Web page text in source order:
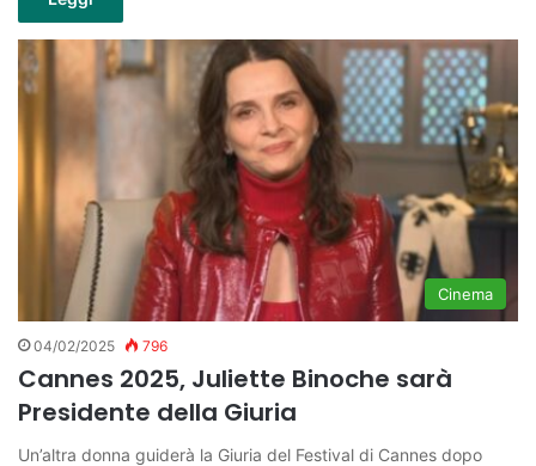
Cinema
04/02/2025 796
Cannes 2025, Juliette Binoche sarà
Presidente della Giuria
Un’altra donna guiderà la Giuria del Festival di Cannes dopo